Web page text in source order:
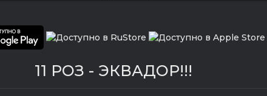
11 РОЗ - ЭКВАДОР!!!